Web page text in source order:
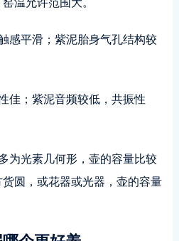
温允许范围大。
感平滑；紫泥胎身气孔结构较
佳；紫泥音频较低，共振性
为光素几何形，壶的容量比较
圆，或花器或光器，壶的容量